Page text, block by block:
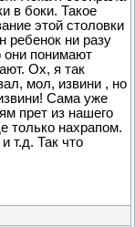
в боки. Такое
этой столовки
ребенок ни разу
они понимают
Ох, я так
мол, извини , но
Сама уже
прет из нашего
только нахрапом.
т.д. Так что